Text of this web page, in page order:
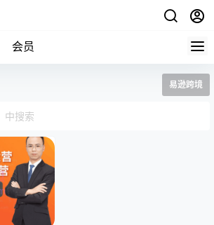
会员
易逊跨境